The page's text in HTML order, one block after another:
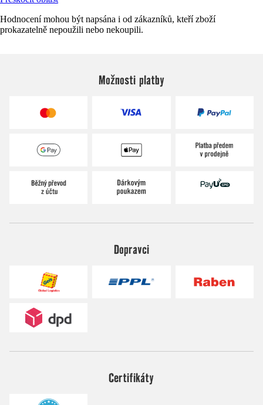
Hodnocení mohou být napsána i od zákazníků, kteří zboží
prokazatelně nepoužili nebo nekoupili.
Možnosti platby
Dopravci
Certifikáty